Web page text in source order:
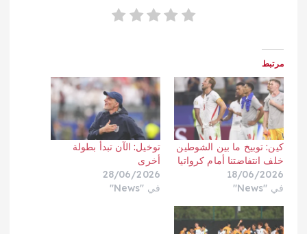
مرتبط
كين: توبيخ ما بين الشوطين
خلف انتفاضتنا أمام كرواتيا
18/06/2026
في "News"
توخيل: الآن تبدأ بطولة
أخرى
28/06/2026
في "News"